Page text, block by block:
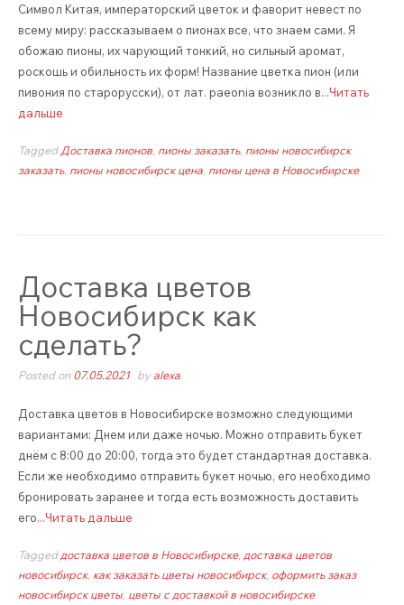
Символ Китая, императорский цветок и фаворит невест по
всему миру: рассказываем о пионах все, что знаем сами. Я
обожаю пионы, их чарующий тонкий, но сильный аромат,
роскошь и обильность их форм! Название цветка пион (или
пивония по старорусски), от лат. paeonia возникло в...Читать
дальше
TaggedДоставка пионов, пионы заказать, пионы новосибирск
заказать, пионы новосибирск цена, пионы цена в Новосибирске
Доставка цветов
Новосибирск как
сделать?
Posted on 07.05.2021 by alexa
Доставка цветов в Новосибирске возможно следующими
вариантами: Днем или даже ночью. Можно отправить букет
днём с 8:00 до 20:00, тогда это будет стандартная доставка.
Если же необходимо отправить букет ночью, его необходимо
бронировать заранее и тогда есть возможность доставить
его...Читать дальше
Taggedдоставка цветов в Новосибирске, доставка цветов
новосибирск, как заказать цветы новосибирск, оформить заказ
новосибирск цветы, цветы с доставкой в новосибирске